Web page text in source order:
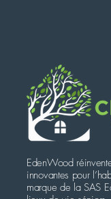
EdenWood
innovantes pour
marque de la SAS